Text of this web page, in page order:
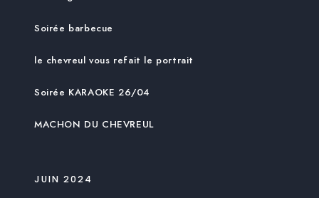
Soirée barbecue
le chevreul vous refait le portrait
Soirée KARAOKE 26/04
MACHON DU CHEVREUL
JUIN 2024